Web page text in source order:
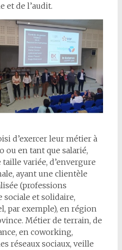
et de l’audit.
d’exercer leur métier à
en tant que salarié,
variée, d’envergure
ayant une clientèle
(professions
sociale et solidaire,
par exemple), en région
Métier de terrain, de
en coworking,
réseaux sociaux, veille